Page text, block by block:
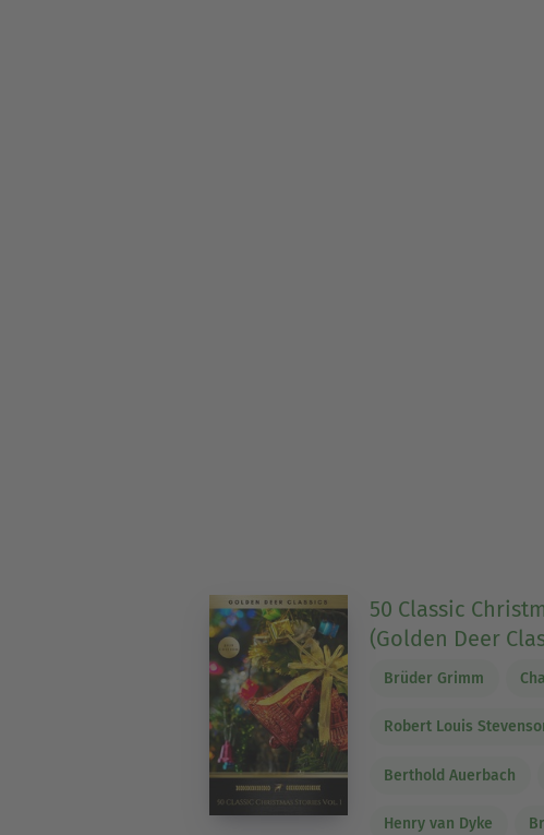
50 Classic
(Golden Deer
Brüder Grimm
Robert Louis
Berthold Auerbach
Henry van Dyke